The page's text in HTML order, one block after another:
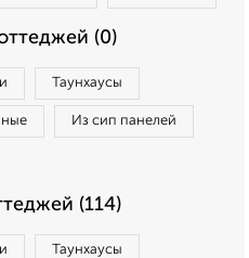
(0)
Таунхаусы
Из сип панелей
(114)
Таунхаусы